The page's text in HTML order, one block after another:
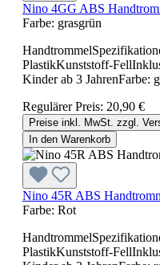
Nino 4GG ABS
Farbe: grasgrün
PlastikKunststoff-
Kinder ab 3 JahrenFarbe:
Regulärer Preis: 20,90 €
Preise inkl. MwSt. zzgl.
In den Warenkorb
Nino 45R ABS
Farbe: Rot
PlastikKunststoff-